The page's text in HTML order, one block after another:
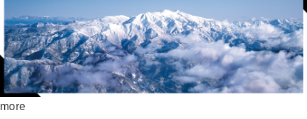
more